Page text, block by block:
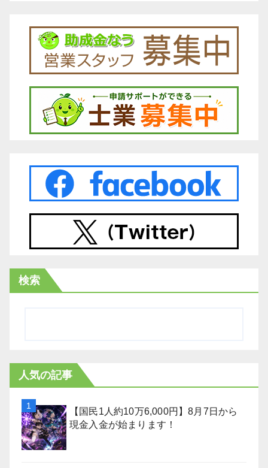
検索
人気の記事
【国民1人約10万6,000円】8月7日から
現金入金が始まります！